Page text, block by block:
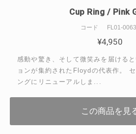
Cup Ring / Pink
コード FL01-
¥4,950
感動や驚き、そして微笑みを届ける
ョンが集約されたFloydの代表作。
ングにリニューアルしま...
この商品を見